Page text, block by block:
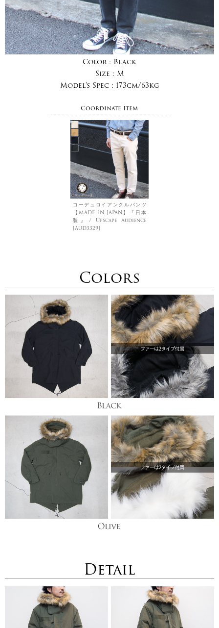
Color : Black
Size : M
Model's Spec : 173cm/63kg
Coordinate Item
コーデュロイアンクルパンツ
【MADE IN JAPAN】『日本
製』/ Upscape Audience
[AUD3329]
Colors
Detail